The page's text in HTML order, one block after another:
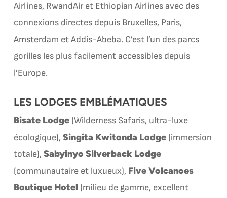
Airlines, RwandAir et Ethiopian Airlines avec des
connexions directes depuis Bruxelles, Paris,
Amsterdam et Addis-Abeba. C’est l’un des parcs
gorilles les plus facilement accessibles depuis
l’Europe.
LES LODGES EMBLÉMATIQUES
Bisate Lodge(Wilderness Safaris, ultra-luxe
écologique), Singita Kwitonda Lodge(immersion
totale), Sabyinyo Silverback Lodge
(communautaire et luxueux), Five Volcanoes
Boutique Hotel (milieu de gamme, excellent